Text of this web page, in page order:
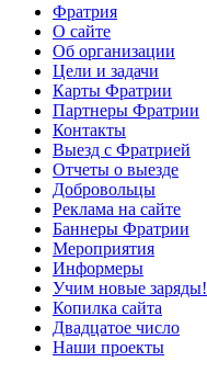
Фратрия
О сайте
Об организации
Цели и задачи
Карты Фратрии
Партнеры Фратрии
Контакты
Выезд с Фратрией
Отчеты о выезде
Добровольцы
Реклама на сайте
Баннеры Фратрии
Мероприятия
Информеры
Учим новые заряды!
Копилка сайта
Двадцатое число
Наши проекты